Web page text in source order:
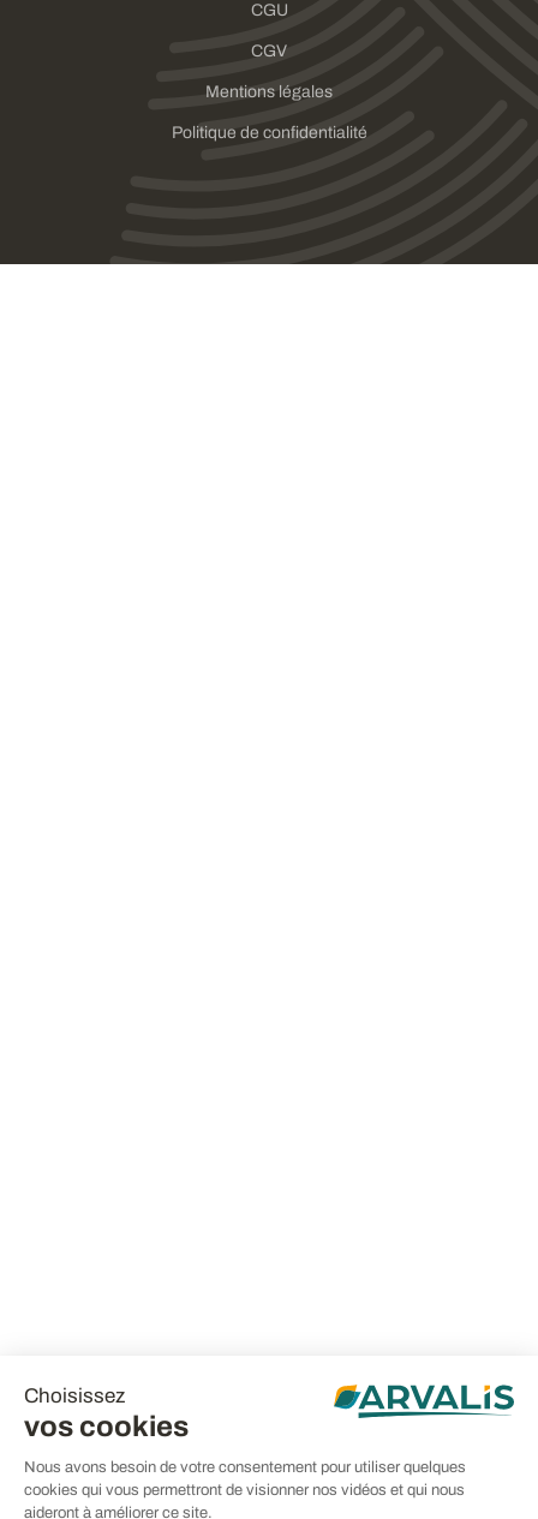
Choisissez
vos cookies
Nous avons besoin de votre consentement pour utiliser quelques
cookies qui vous permettront de visionner nos vidéos et qui nous
aideront à améliorer ce site.
CGU
CGV
Mentions légales
Politique de confidentialité